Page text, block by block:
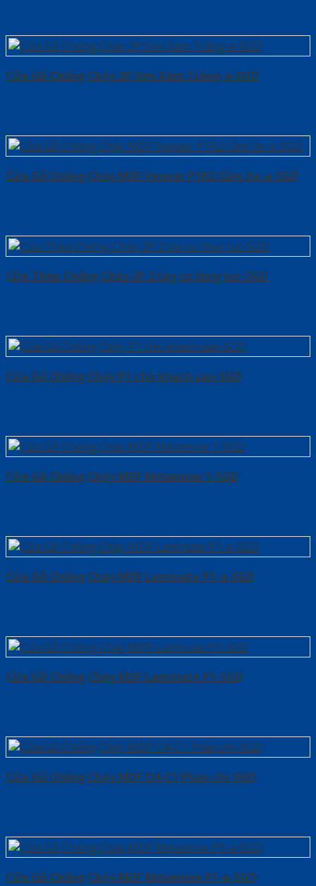
Cửa Gỗ Chống Cháy 2P Sơn Xám Trắng-a-SGD
Cửa Gỗ Chống Cháy MDF Veneer P1R2 Căm Xe-a-SGD
Cửa Thép Chống Cháy 2P 2 tay co thuy luc-SGD
Cửa Gỗ Chống Cháy P1 cho khach san-SGD
Cửa Gỗ Chống Cháy MDF Melamine 1-SGD
Cửa Gỗ Chống Cháy MDF Laminate P1-a-SGD
Cửa Gỗ Chống Cháy MDF Laminate P1-SGD
Cửa Gỗ Chống Cháy MDF O4-C1 Phào chi-SGD
Cửa Gỗ Chống Cháy MDF Melamine P1-a-SGD